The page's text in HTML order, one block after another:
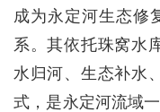
成为永定河生态修
系。其依托珠窝水
水归河、生态补水
式，是永定河流域